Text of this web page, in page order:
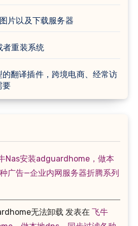
片以及下载服务器
重装系统
翻译插件，跨境电商、经常访
要
Nas安装adguardhome，做本
广告—企业内网服务器折腾系列
无法卸载 发表在 飞牛